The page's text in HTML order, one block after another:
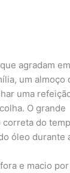
agradam em
um almoço
uma
O grande
do
óleo durante
e macio